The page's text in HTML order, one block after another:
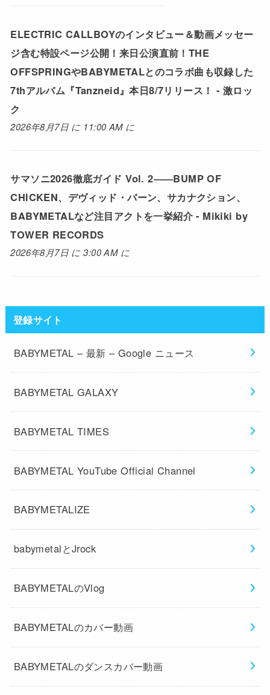
ELECTRIC CALLBOYのインタビュー＆動画メッセー
ジ含む特設ページ公開！来日公演直前！THE
OFFSPRINGやBABYMETALとのコラボ曲も収録した
7thアルバム『Tanzneid』本日8/7リリース！ - 激ロッ
ク
2026年8月7日 に 11:00 AM に
サマソニ2026徹底ガイド Vol. 2――BUMP OF
CHICKEN、デヴィッド・バーン、サカナクション、
BABYMETALなど注目アクトを一挙紹介 - Mikiki by
TOWER RECORDS
2026年8月7日 に 3:00 AM に
登録サイト
BABYMETAL – 最新 – Google ニュース
BABYMETAL GALAXY
BABYMETAL TIMES
BABYMETAL YouTube Official Channel
BABYMETALIZE
babymetalとJrock
BABYMETALのVlog
BABYMETALのカバー動画
BABYMETALのダンスカバー動画